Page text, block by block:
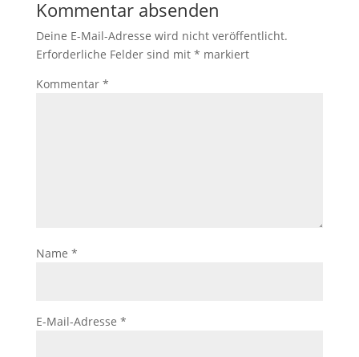
Kommentar absenden
Deine E-Mail-Adresse wird nicht veröffentlicht.
Erforderliche Felder sind mit * markiert
Kommentar *
Name *
E-Mail-Adresse *